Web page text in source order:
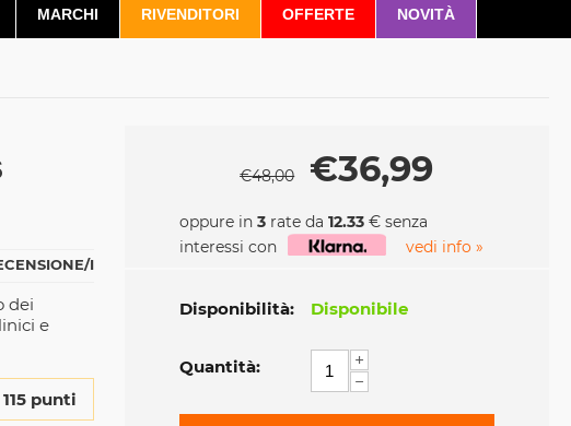
MARCHI RIVENDITORI OFFERTE NOVITÀ
I
dei
e
115 punti
€48,00 €36,99
oppure in 3rate da 12.33€ senza
interessi con
vedi info »
Disponibilità: Disponibile
Quantità:
+
−